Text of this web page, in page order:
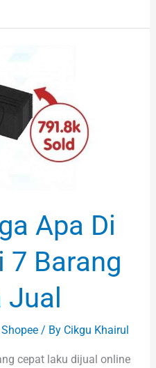
Apa Di
7 Barang
Jual
Shopee/ By Cikgu Khairul
cepat laku dijual online